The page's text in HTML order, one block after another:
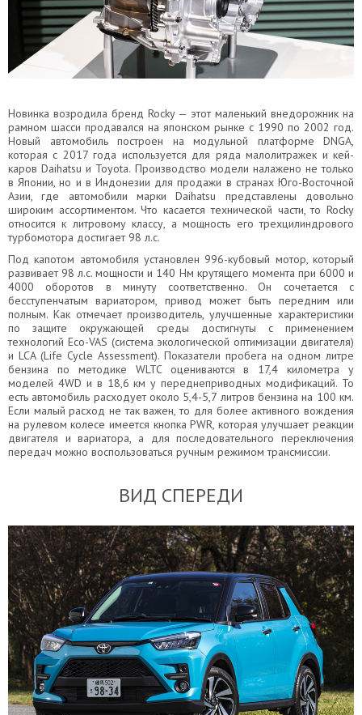
Новинка возродила бренд Rocky — этот маленький внедорожник на
рамном шасси продавался на японском рынке с 1990 по 2002 год.
Новый автомобиль построен на модульной платформе DNGA,
которая с 2017 года используется для ряда малолитражек и кей-
каров Daihatsu и Toyota. Производство модели налажено не только
в Японии, но и в Индонезии для продажи в странах Юго-Восточной
Азии, где автомобили марки Daihatsu представлены довольно
широким ассортиментом. Что касается технической части, то Rocky
относится к литровому классу, а мощность его трехцилиндрового
турбомотора достигает 98 л.с.
Под капотом автомобиля установлен 996-кубовый мотор, который
развивает 98 л.с. мощности и 140 Нм крутящего момента при 6000 и
4000 оборотов в минуту соответственно. Он сочетается с
бесступенчатым вариатором, привод может быть передним или
полным. Как отмечает производитель, улучшенные характеристики
по защите окружающей среды достигнуты с применением
технологий Eco-VAS (система экологической оптимизации двигателя)
и LCA (Life Cycle Assessment). Показатели пробега на одном литре
бензина по методике WLTC оцениваются в 17,4 километра у
моделей 4WD и в 18,6 км у переднеприводных модификаций. То
есть автомобиль расходует около 5,4-5,7 литров бензина на 100 км.
Если малый расход не так важен, то для более активного вождения
на рулевом колесе имеется кнопка PWR, которая улучшает реакции
двигателя и вариатора, а для последовательного переключения
передач можно воспользоваться ручным режимом трансмиссии.
ВИД СПЕРЕДИ